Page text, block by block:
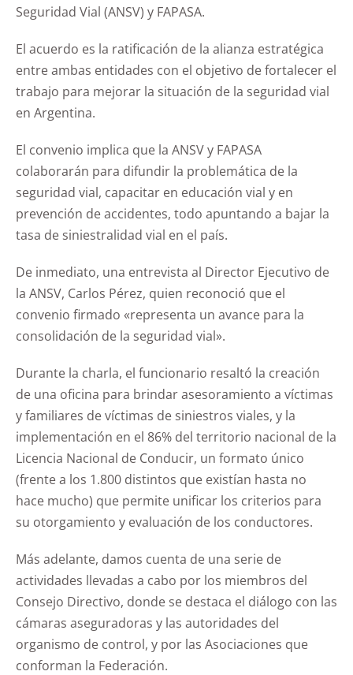
Seguridad Vial (ANSV) y FAPASA.
El acuerdo es la ratificación de la alianza estratégica
entre ambas entidades con el objetivo de fortalecer el
trabajo para mejorar la situación de la seguridad vial
en Argentina.
El convenio implica que la ANSV y FAPASA
colaborarán para difundir la problemática de la
seguridad vial, capacitar en educación vial y en
prevención de accidentes, todo apuntando a bajar la
tasa de siniestralidad vial en el país.
De inmediato, una entrevista al Director Ejecutivo de
la ANSV, Carlos Pérez, quien reconoció que el
convenio firmado «representa un avance para la
consolidación de la seguridad vial».
Durante la charla, el funcionario resaltó la creación
de una oficina para brindar asesoramiento a víctimas
y familiares de víctimas de siniestros viales, y la
implementación en el 86% del territorio nacional de la
Licencia Nacional de Conducir, un formato único
(frente a los 1.800 distintos que existían hasta no
hace mucho) que permite unificar los criterios para
su otorgamiento y evaluación de los conductores.
Más adelante, damos cuenta de una serie de
actividades llevadas a cabo por los miembros del
Consejo Directivo, donde se destaca el diálogo con las
cámaras aseguradoras y las autoridades del
organismo de control, y por las Asociaciones que
conforman la Federación.